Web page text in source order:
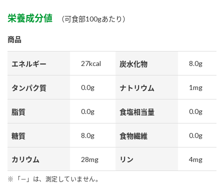
納豆の豆知識
ミツカンのCM
ロングセラー商品 ＋ おすすめレシピ
人気商品 ＋ おすすめレシピ
キッザニア東京「ぽん酢工房」
業務用サイト ミツカングループについて 製造所固有記号一覧
栄養成分値 （可食部100gあたり）
商品
エネルギー 27kcal 炭水化物 8.0g
タンパク質 0.0g ナトリウム 1mg
脂質 0.0g 食塩相当量 0.0g
糖質 8.0g 食物繊維 0.0g
カリウム 28mg リン 4mg
「－」は、測定していません。